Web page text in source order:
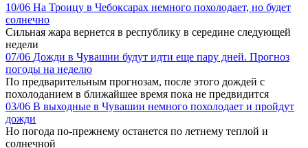
10/06 На Троицу в Чебоксарах немного похолодает, но будет
солнечно
Сильная жара вернется в республику в середине следующей
недели
07/06 Дожди в Чувашии будут идти еще пару дней. Прогноз
погоды на неделю
По предварительным прогнозам, после этого дождей с
похолоданием в ближайшее время пока не предвидится
03/06 В выходные в Чувашии немного похолодает и пройдут
дожди
Но погода по-прежнему останется по летнему теплой и
солнечной